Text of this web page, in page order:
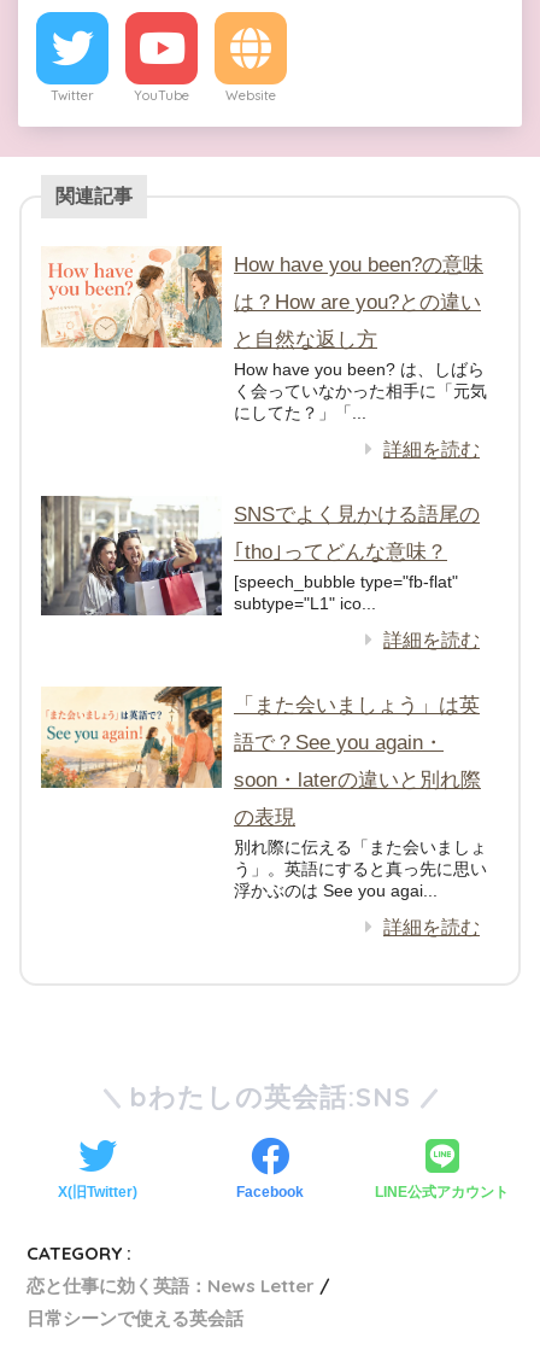
Twitter YouTube Website
関連記事
How have you been?の意味
は？How are you?との違い
と自然な返し方
How have you been? は、しばら
く会っていなかった相手に「元気
にしてた？」「...
詳細を読む
SNSでよく見かける語尾の
｢tho｣ってどんな意味？
[speech_bubble type="fb-flat"
subtype="L1" ico...
詳細を読む
「また会いましょう」は英
語で？See you again・
soon・laterの違いと別れ際
の表現
別れ際に伝える「また会いましょ
う」。英語にすると真っ先に思い
浮かぶのは See you agai...
詳細を読む
bわたしの英会話:SNS
X(旧Twitter) Facebook LINE公式アカウント
CATEGORY :
恋と仕事に効く英語：News Letter
日常シーンで使える英会話